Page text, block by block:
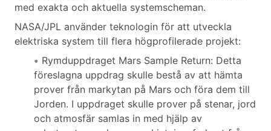
med exakta och aktuella systemscheman.
NASA/JPL använder teknologin för att utveckla
elektriska system till flera högprofilerade projekt:
Rymduppdraget Mars Sample Return: Detta
föreslagna uppdrag skulle bestå av att hämta
prover från markytan på Mars och föra dem till
Jorden. I uppdraget skulle prover på stenar, jord
och atmosfär samlas in med hjälp av